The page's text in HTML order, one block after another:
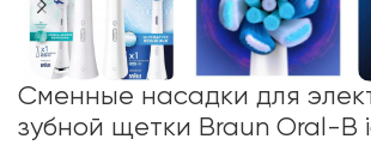
Сменные насадки для
зубной щетки Braun Oral-B